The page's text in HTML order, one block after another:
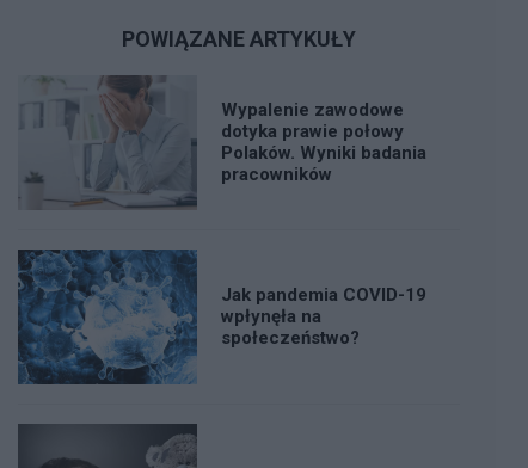
POWIĄZANE ARTYKUŁY
Wypalenie zawodowe
dotyka prawie połowy
Polaków. Wyniki badania
pracowników
Jak pandemia COVID-19
wpłynęła na
społeczeństwo?